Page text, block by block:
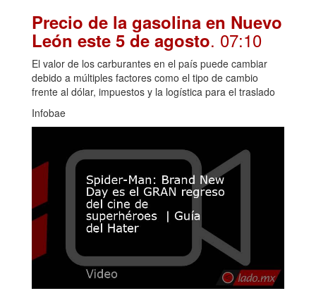
Precio de la gasolina en Nuevo
León este 5 de agosto. 07:10
El valor de los carburantes en el país puede cambiar
debido a múltiples factores como el tipo de cambio
frente al dólar, impuestos y la logística para el traslado
Infobae